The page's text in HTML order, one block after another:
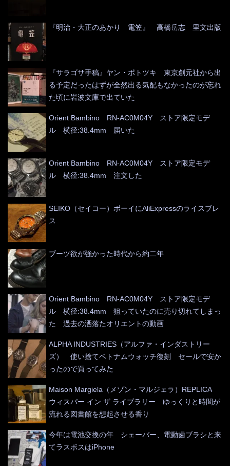
『明治・大正のあかり 電笠』 高橋岳志 里文出版
『サラゴサ手稿』ヤン・ポトツキ 東京創元社から出
る予定だったはずが全然出る気配もなかったのが忘れ
た頃に岩波文庫で出ていた
Orient Bambino RN-AC0M04Y ストア限定モデ
ル 横径:38.4mm 届いた
Orient Bambino RN-AC0M04Y ストア限定モデ
ル 横径:38.4mm 注文した
SEIKO（セイコー）ボーイにAliExpressのライスブレ
ス
ブーツ欲が強かった時代から約二年
Orient Bambino RN-AC0M04Y ストア限定モデ
ル 横径:38.4mm 狙っていたのに売り切れてしまっ
た 過去の洒落たオリエントの動画
ALPHA INDUSTRIES（アルファ・インダストリー
ズ） 使い捨てベトナムウォッチ復刻 セールで安か
ったので買ってみた
Maison Margiela（メゾン・マルジェラ）REPLICA
ウィスパー イン ザ ライブラリー ゆっくりと時間が
流れる図書館を想起させる香り
今年は電池交換の年 シェーバー、電動歯ブラシと来
てラスボスはiPhone